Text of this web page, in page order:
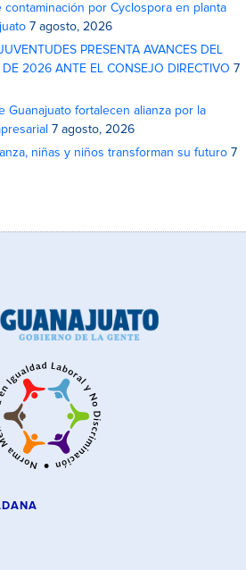
contaminación por Cyclospora en planta
7 agosto, 2026
PRESENTA AVANCES DEL
DE 2026 ANTE EL CONSEJO DIRECTIVO 7
Guanajuato fortalecen alianza por la
7 agosto, 2026
niñas y niños transforman su futuro 7